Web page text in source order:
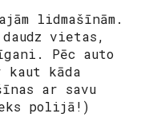
lidmašīnām.
vietas,
Pēc auto
kaut kāda
ar savu
polijā!)